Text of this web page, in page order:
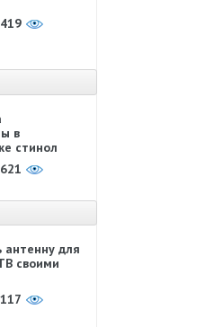
в
стинол
антенну для
своими